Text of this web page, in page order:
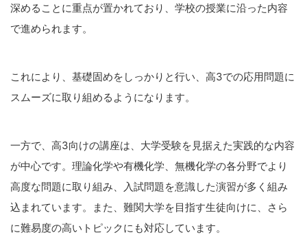
深めることに重点が置かれており、学校の授業に沿った内容
で進められます。
これにより、基礎固めをしっかりと行い、高3での応用問題に
スムーズに取り組めるようになります。
一方で、高3向けの講座は、大学受験を見据えた実践的な内容
が中心です。理論化学や有機化学、無機化学の各分野でより
高度な問題に取り組み、入試問題を意識した演習が多く組み
込まれています。また、難関大学を目指す生徒向けに、さら
に難易度の高いトピックにも対応しています。